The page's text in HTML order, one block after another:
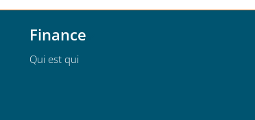
Finance
Qui est qui